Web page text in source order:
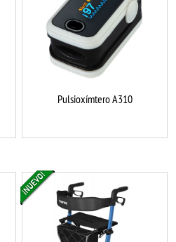
Pulsioxímtero A310